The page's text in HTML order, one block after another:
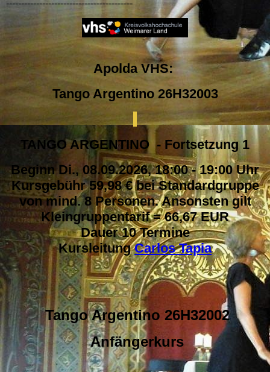
------------------------------------------
Apolda VHS:
Tango Argentino 26H32003
TANGO ARGENTINO - Fortsetzung 1
Beginn Di., 08.09.2026, 18:00 - 19:00 Uhr
Kursgebühr 59,98 € bei Standardgruppe
von mind. 8 Personen. Ansonsten gilt
Kleingruppentarif = 66,67 EUR
Dauer 10 Termine
KursleitungCarlos Tapia
Tango Argentino 26H32002
Anfängerkurs